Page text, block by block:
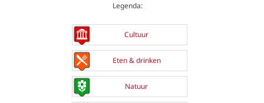
Legenda:
Cultuur
Eten & drinken
Natuur